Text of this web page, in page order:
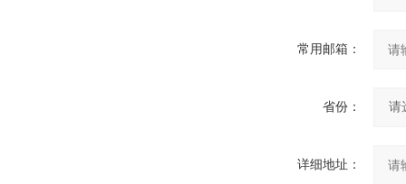
常用邮箱：
省份：
详细地址：